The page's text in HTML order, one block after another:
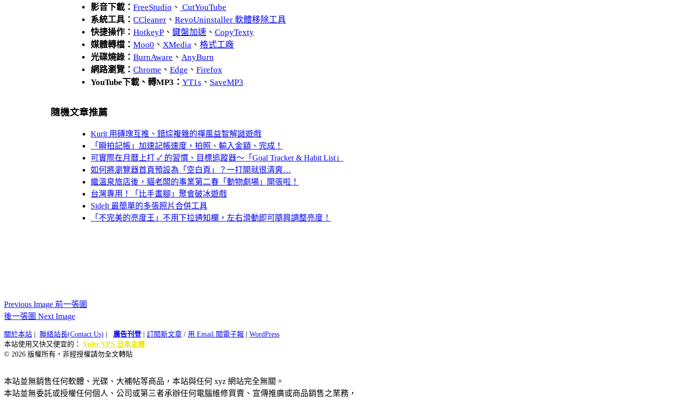
影音下載： FreeStudio 、 CutYouTube
系統工具： CCleaner、 RevoUninstaller 軟體移除工具
快捷操作： HotkeyP、 鍵盤加速、 CopyTexty
媒體轉檔： Moo0 、 XMedia、 格式工廠
光碟燒錄： BurnAware 、 AnyBurn
網路瀏覽： Chrome 、 Edge 、 Firefox
YouTube下載、轉MP3： YT1s 、 SaveMP3
隨機文章推薦
Kurit 用磚塊互推、錯綜複雜的禪風益智解謎遊戲
「瞬拍記帳」加速記帳速度，拍照、輸入金額、完成！
可實際在月曆上打 ✓ 的習慣、目標追蹤器～「Goal Tracker & Habit List」
如何將瀏覽器首頁預設為「空白頁」？一打開就很清爽…
繼溫泉旅店後，貓老闆的事業第二春「動物劇場」開張啦！
台灣專用！「比手畫腳」聚會破冰遊戲
SideIt 最簡單的多張照片合併工具
「不完美的亮度王」不用下拉通知欄，左右滑動即可隨興調整亮度！
Previous Image 前一張圖
後一張圖 Next Image
關於本站 聯絡站長(Contact Us) 廣告刊登| 訂閱新文章 / 用 Email 閱電子報
WordPress
本站使用又快又便宜的： Vultr VPS 日本主機
© 2026 版權所有，非經授權請勿全文轉貼
本站並無銷售任何軟體、光碟、大補帖等商品，本站與任何 xyz 網站完全無關。
本站並無委託或授權任何個人、公司或第三者承辦任何電腦維修買賣、宣傳推廣或商品銷售之業務，